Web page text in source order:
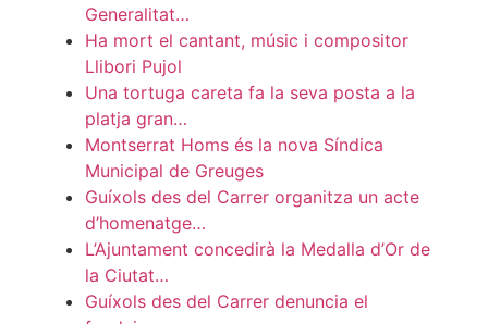
Generalitat…
Ha mort el cantant, músic i compositor
Llibori Pujol
Una tortuga careta fa la seva posta a la
platja gran…
Montserrat Homs és la nova Síndica
Municipal de Greuges
Guíxols des del Carrer organitza un acte
d’homenatge…
L’Ajuntament concedirà la Medalla d’Or de
la Ciutat…
Guíxols des del Carrer denuncia el